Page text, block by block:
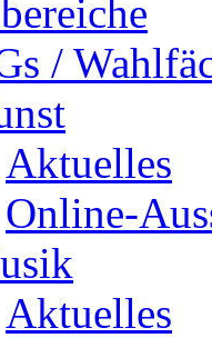
/
Aktuelles
Online-
Aktuelles